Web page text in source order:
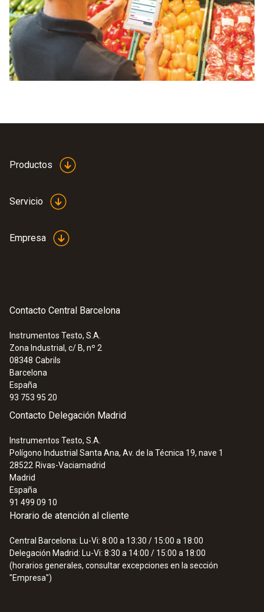
Productos
Servicio
Empresa
Contacto Central Barcelona
Instrumentos Testo, S.A.
Zona Industrial, c/ B, nº 2
08348 Cabrils
Barcelona
España
93 753 95 20
Contacto Delegación Madrid
Instrumentos Testo, S.A.
Polígono Industrial Santa Ana, Av. de la Técnica 19, nave 1
28522 Rivas-Vaciamadrid
Madrid
España
91 499 09 10
Horario de atención al cliente
Central Barcelona: Lu-Vi: 8:00 a 13:30 / 15:00 a 18:00
Delegación Madrid: Lu-Vi: 8:30 a 14:00 / 15:00 a 18:00
(horarios generales, consultar excepciones en la sección
"Empresa")